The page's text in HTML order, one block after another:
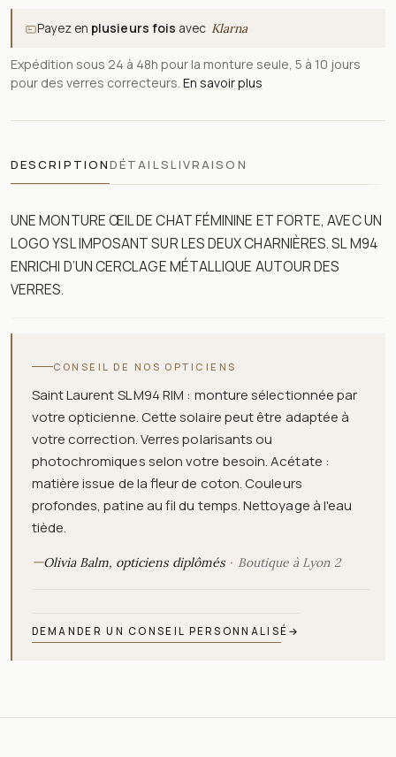
Payez en plusieurs fois avec Klarna
Expédition sous 24 à 48h pour la monture seule, 5 à 10 jours
pour des verres correcteurs. En savoir plus
DESCRIPTIONDÉTAILSLIVRAISON
UNE MONTURE ŒIL DE CHAT FÉMININE ET FORTE, AVEC UN
LOGO YSL IMPOSANT SUR LES DEUX CHARNIÈRES. SL M94
ENRICHI D’UN CERCLAGE MÉTALLIQUE AUTOUR DES
VERRES.
CONSEIL DE NOS OPTICIENS
Saint Laurent SL M94 RIM : monture sélectionnée par
votre opticienne. Cette solaire peut être adaptée à
votre correction. Verres polarisants ou
photochromiques selon votre besoin. Acétate :
matière issue de la fleur de coton. Couleurs
profondes, patine au fil du temps. Nettoyage à l'eau
tiède.
—Olivia Balm, opticiens diplômés Boutique à Lyon 2
DEMANDER UN CONSEIL PERSONNALISÉ →